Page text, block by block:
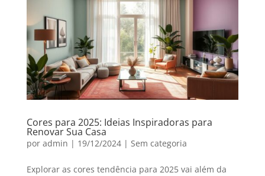
Cores para 2025: Ideias Inspiradoras para
Renovar Sua Casa
por admin | 19/12/2024| Sem categoria
Explorar as cores tendência para 2025 vai além da